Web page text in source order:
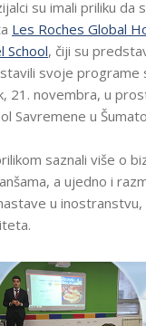
ROCHES
GLOBAL
HOSPITALITY
SCHOOL
su imali priliku da
Les Roches Global
School, čiji su
svoje programe
21. novembra, u
Savremene u
saznali više o
a ujedno i
u inostranstvu,